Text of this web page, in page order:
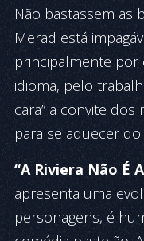
Não bastassem as
Merad está
principalmente
idioma, pelo
cara” a convite
para se aquecer do
“A Riviera Não É
apresenta uma
personagens, é